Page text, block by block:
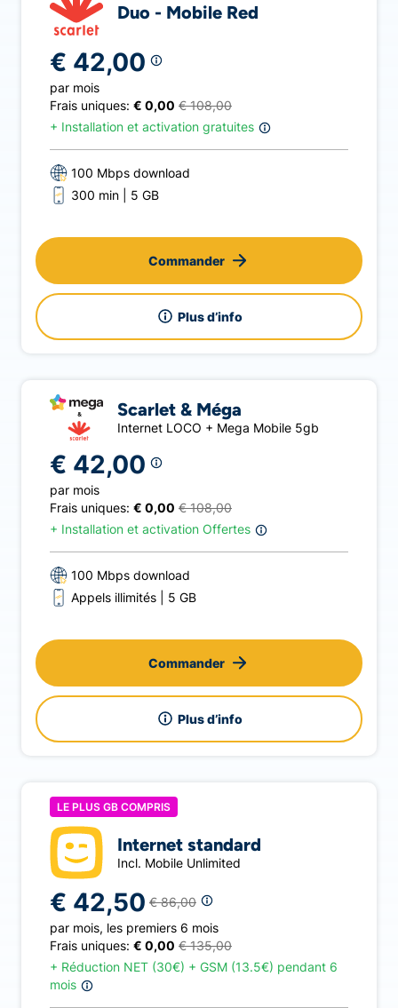
Duo - Mobile Red
€ 42,00
par mois
Frais uniques: € 0,00 € 108,00
+ Installation et activation gratuites
100 Mbps download
300 min
5 GB
Plus d’info
Commander
Scarlet & Méga
Internet LOCO + Mega Mobile 5gb
€ 42,00
par mois
Frais uniques: € 0,00 € 108,00
+ Installation et activation Offertes
100 Mbps download
Appels illimités
5 GB
Plus d’info
Commander
LE PLUS GB COMPRIS
Internet standard
Incl. Mobile Unlimited
€ 42,50 € 86,00
par mois, les premiers 6 mois
Frais uniques: € 0,00 € 135,00
+ Réduction NET (30€) + GSM (13.5€) pendant 6
mois